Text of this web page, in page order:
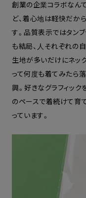
創業の企業コラボなん
ど、着心地は軽快だか
す。品質表示ではタン
も結局、人それぞれの
生地が多いだけにネッ
って何度も着てみたら
興。好きなグラフィッ
のペースで着続けて育
っています。